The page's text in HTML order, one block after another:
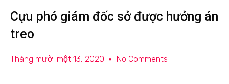
Cựu phó giám đốc sở được hưởng án
treo
Tháng mười một 13, 2020 No Comments